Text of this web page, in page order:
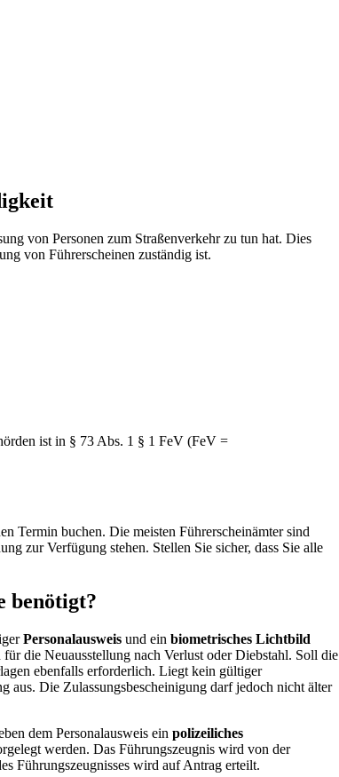
von Personen zum Straßenverkehr zu tun hat. Dies
von Führerscheinen zuständig ist.
ist in § 73 Abs. 1 § 1 FeV (FeV =
Termin buchen. Die meisten Führerscheinämter sind
zur Verfügung stehen. Stellen Sie sicher, dass Sie alle
benötigt?
Personalausweis und ein biometrisches Lichtbild
die Neuausstellung nach Verlust oder Diebstahl. Soll die
ebenfalls erforderlich. Liegt kein gültiger
aus. Die Zulassungsbescheinigung darf jedoch nicht älter
dem Personalausweis ein polizeiliches
werden. Das Führungszeugnis wird von der
Führungszeugnisses wird auf Antrag erteilt.